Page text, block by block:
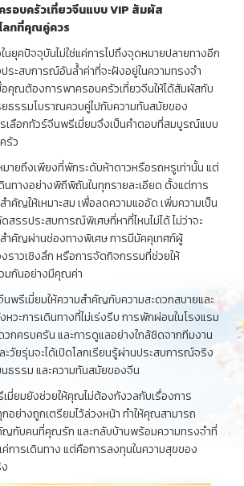
รอบครัวเที่ยวจีนแบบ VIP สัมผัส
ลกที่คุณคู่ควร
นยุคปัจจุบันไม่ใช่แค่การไปถึงจุดหมายปลายทางอีก
ระสบการณ์อันล้ำค่าที่จะฝังอยู่ในความทรงจำ
อคุณต้องการพาครอบครัวเที่ยวจีนให้ได้สัมผัสกับ
ธรรมโบราณควบคู่ไปกับความทันสมัยของ
เลือกทัวร์จีนพรีเมี่ยมจึงเป็นคำตอบที่สมบูรณ์แบบ
รัว
ายถึงเพียงที่พักระดับห้าดาวหรือรถหรูเท่านั้น แต่
นทางอย่างพิถีพิถันในทุกรายละเอียด ตั้งแต่การ
ำคัญให้เหมาะสม เพื่อลดความแออัด เพิ่มความเป็น
สรรประสบการณ์พิเศษที่หาที่ไหนไม่ได้ ไม่ว่าจะ
สำคัญผ่านช่องทางพิเศษ การมีมัคคุเทศก์ผู้
ราวเชิงลึก หรือการจัดกิจกรรมที่ช่วยให้
มกันอย่างมีคุณค่า
พรีเมี่ยมให้ความสำคัญกับความสะดวกสบายและ
วะการเดินทางที่ไม่เร่งรีบ การพักผ่อนในโรงแรม
กครบครัน และการดูแลอย่างใกล้ชิดจากทีมงาน
วัยรุ่นจะได้เปิดโลกเรียนรู้ผ่านประสบการณ์จริง
ธรรม และความทันสมัยของจีน
มี่ยมยังช่วยให้คุณไม่ต้องกังวลกับเรื่องการ
อย่างถูกเตรียมไว้ล่วงหน้า ทำให้คุณสามารถ
ญกับคนที่คุณรัก และกลับบ้านพร้อมความทรงจำที่
ค่การเดินทาง แต่คือการลงทุนในความสุขของ